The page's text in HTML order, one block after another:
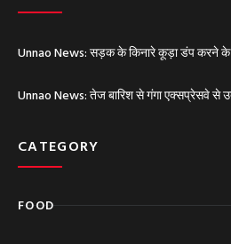
Unnao News: सड़क के किनारे कूड़ा डंप करने के
Unnao News: तेज बारिश से गंगा एक्सप्रेसवे से
CATEGORY
FOOD